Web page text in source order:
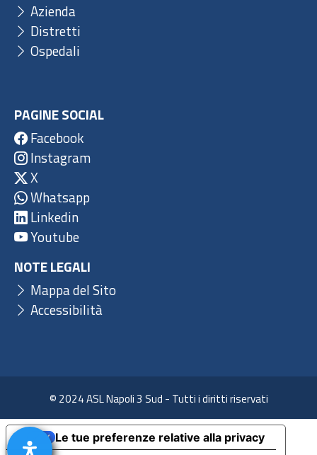
Azienda
Distretti
Ospedali
PAGINE SOCIAL
Facebook
Instagram
X
Whatsapp
Linkedin
Youtube
NOTE LEGALI
Mappa del Sito
Accessibilità
© 2024 ASL Napoli 3 Sud - Tutti i diritti riservati
Le tue preferenze relative alla privacy